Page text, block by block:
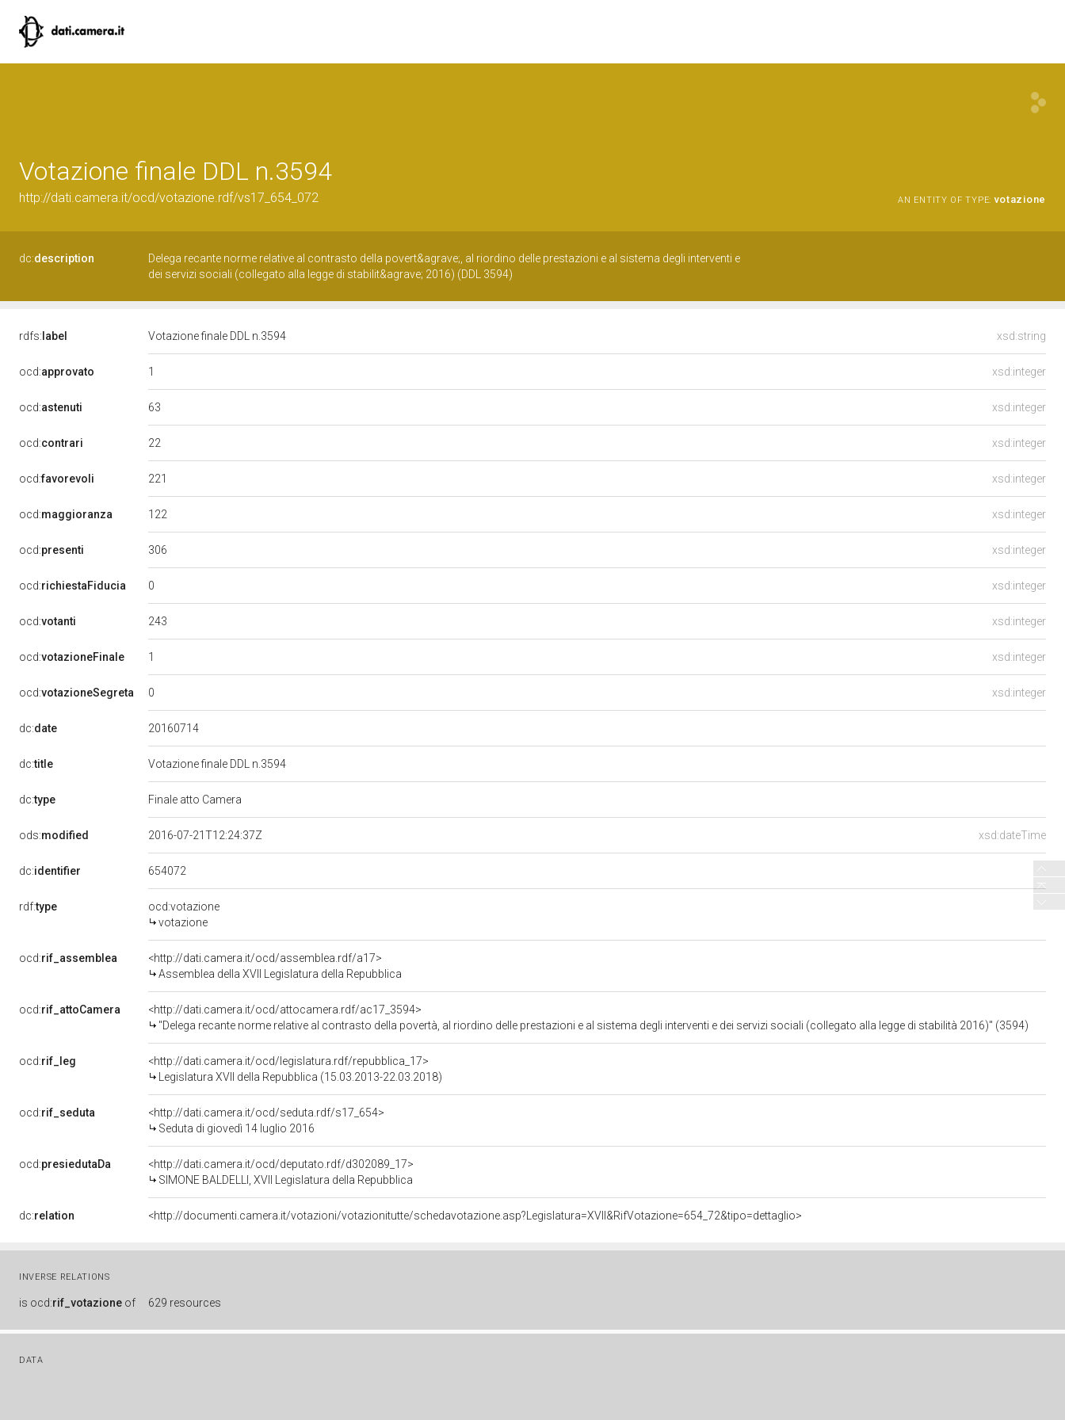
Votazione finale DDL n.3594
http://dati.camera.it/ocd/votazione.rdf/vs17_654_072 AN ENTITY OF TYPE: votazione
dc:description
Delega recante norme relative al contrasto della povert&agrave;, al riordino delle prestazioni e al sistema degli interventi e
dei servizi sociali (collegato alla legge di stabilit&agrave; 2016) (DDL 3594)
rdfs: label xsd:string
Votazione finale DDL n.3594
ocd:approvato xsd:integer
1
ocd:astenuti xsd:integer
63
ocd:contrari xsd:integer
22
ocd:favorevoli xsd:integer
221
ocd:maggioranza xsd:integer
122
ocd:presenti xsd:integer
306
ocd:richiestaFiducia xsd:integer
0
ocd:votanti xsd:integer
243
ocd:votazioneFinale xsd:integer
1
ocd:votazioneSegreta xsd:integer
0
dc:date 20160714
dc:title Votazione finale DDL n.3594
dc:type Finale atto Camera
ods:modified xsd:dateTime
2016-07-21T12:24:37Z
dc:identifier 654072
rdf:type
ocd:votazione
votazione
ocd:rif_assemblea
<http://dati.camera.it/ocd/assemblea.rdf/a17>
Assemblea della XVII Legislatura della Repubblica
ocd:rif_attoCamera
<http://dati.camera.it/ocd/attocamera.rdf/ac17_3594>
"Delega recante norme relative al contrasto della povertà, al riordino delle prestazioni e al sistema degli interventi e dei servizi sociali (collegato alla legge di stabilità 2016)" (3594)
ocd:rif_leg
<http://dati.camera.it/ocd/legislatura.rdf/repubblica_17>
Legislatura XVII della Repubblica (15.03.2013-22.03.2018)
ocd:rif_seduta
<http://dati.camera.it/ocd/seduta.rdf/s17_654>
Seduta di giovedì 14 luglio 2016
ocd:presiedutaDa
<http://dati.camera.it/ocd/deputato.rdf/d302089_17>
SIMONE BALDELLI, XVII Legislatura della Repubblica
dc:relation <http://documenti.camera.it/votazioni/votazionitutte/schedavotazione.asp?Legislatura=XVII&RifVotazione=654_72&tipo=dettaglio>
INVERSE RELATIONS
is ocd:rif_votazione of 629 resources
DATA